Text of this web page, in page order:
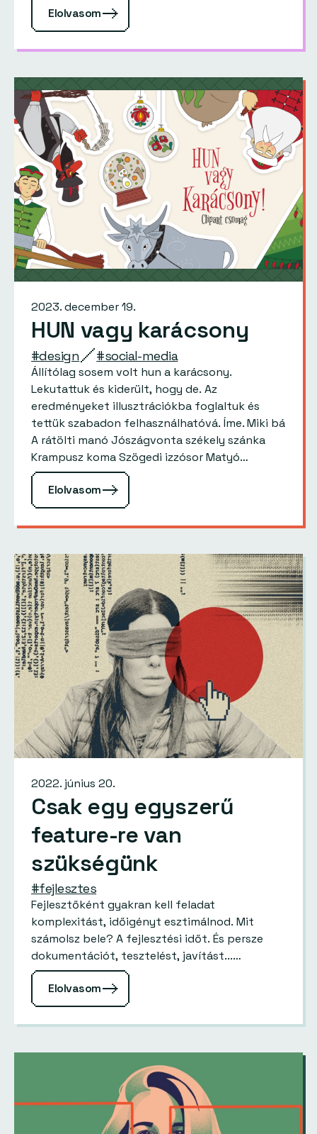
Elolvasom
2023. december 19.
HUN vagy karácsony
#design #social-media
Állítólag sosem volt hun a karácsony.
Lekutattuk és kiderült, hogy de. Az
eredményeket illusztrációkba foglaltuk és
tettük szabadon felhasználhatóvá. Íme. Miki bá
A rátölti manó Jószágvonta székely szánka
Krampusz koma Szögedi izzósor Matyó
díszgömböc Kocsonyagömb Töltsd le a clipart
csomagot vektorosan és használd szabadon!…
Elolvasom
2022. június 20.
Csak egy egyszerű
feature-re van
szükségünk
#fejlesztes
Fejlesztőként gyakran kell feladat
komplexitást, időigényt esztimálnod. Mit
számolsz bele? A fejlesztési időt. És persze
dokumentációt, tesztelést, javítást...…
Elolvasom